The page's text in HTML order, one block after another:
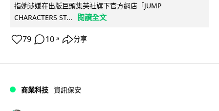
指她涉嫌在出版巨頭集英社旗下官方網店「JUMP
CHARACTERS ST...
閱讀全文
79 10 ↗ 分享
商業科技 資訊保安